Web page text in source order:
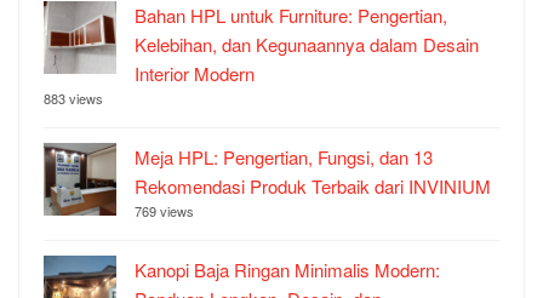
Bahan HPL untuk Furniture: Pengertian,
Kelebihan, dan Kegunaannya dalam Desain
Interior Modern
883 views
Meja HPL: Pengertian, Fungsi, dan 13
Rekomendasi Produk Terbaik dari INVINIUM
769 views
Kanopi Baja Ringan Minimalis Modern: